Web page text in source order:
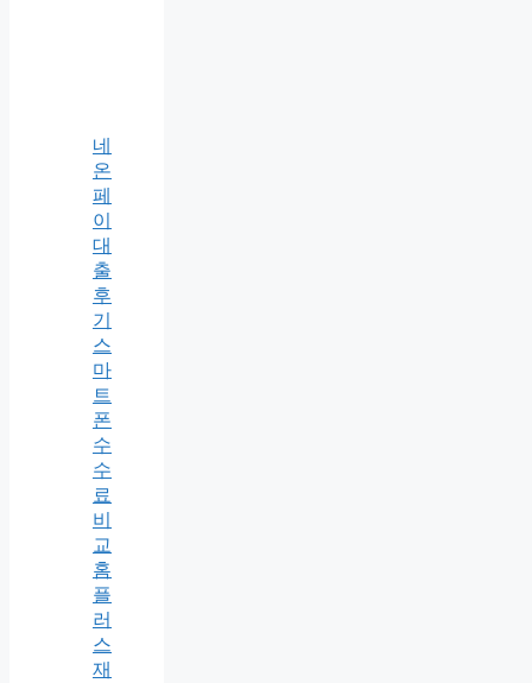
네
온
페
이
대
출
후
기
스
마
트
폰
수
수
료
비
교
홈
플
러
스
재